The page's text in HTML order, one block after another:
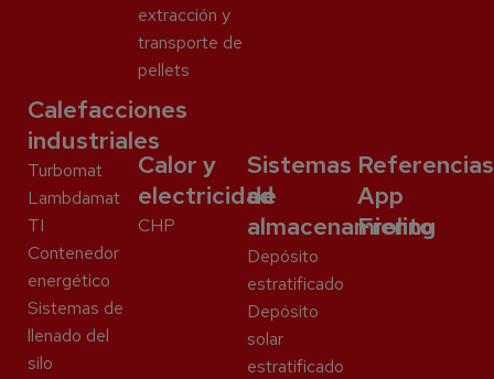
extracción y
transporte de
pellets
Calefacciones
industriales
Turbomat
Lambdamat
TI
Contenedor
energético
Sistemas de
llenado del
silo
Calor y
electricidad
CHP
Sistemas
de
almacenamiento
Depósito
estratificado
Depósito
solar
estratificado
Referencias
App
Froling